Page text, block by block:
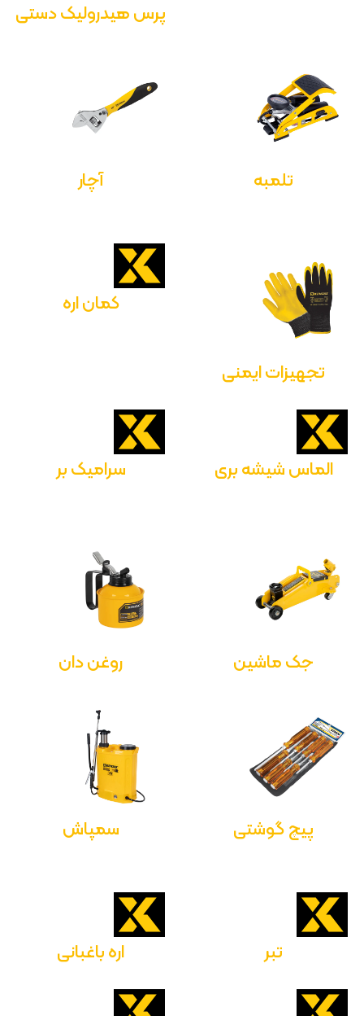
پرس هیدرولیک دستی
تلمبه آچار
تجهیزات ایمنی
کمان اره
الماس شیشه بری سرامیک بر
جک ماشین روغن دان
پیچ گوشتی سمپاش
تبر اره باغبانی